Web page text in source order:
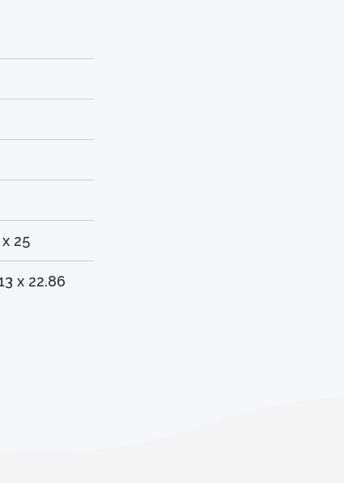
25
x 22.86